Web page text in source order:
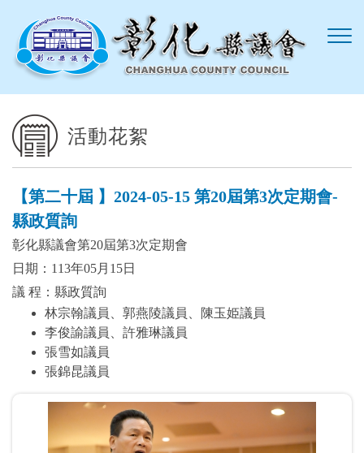
活動花絮
【第二十屆 】2024-05-15 第20屆第3次定期會-
縣政質詢
彰化縣議會第20屆第3次定期會
日期：113年05月15日
議 程：縣政質詢
林宗翰議員、郭燕陵議員、陳玉姫議員
李俊諭議員、許雅琳議員
張雪如議員
張錦昆議員